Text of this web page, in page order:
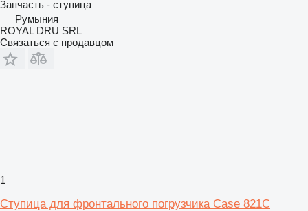
Запчасть - ступица
Румыния
ROYAL DRU SRL
Связаться с продавцом
1
Ступица для фронтального погрузчика Case 821C